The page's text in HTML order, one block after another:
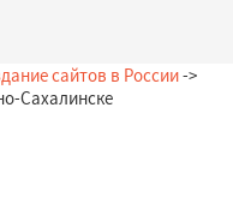
сайтов в России->
Сахалинске